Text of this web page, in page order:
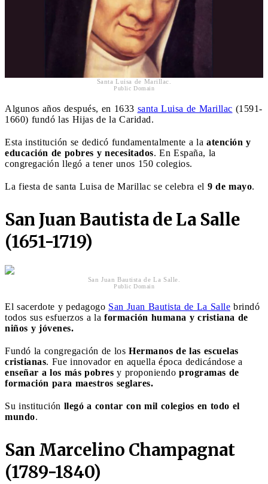
Santa Luisa de Marillac.
Public Domain
Algunos años después, en 1633 santa Luisa de Marillac (1591-
1660) fundó las Hijas de la Caridad.
Esta institución se dedicó fundamentalmente a la atención y
educación de pobres y necesitados. En España, la
congregación llegó a tener unos 150 colegios.
La fiesta de santa Luisa de Marillac se celebra el 9 de mayo.
San Juan Bautista de La Salle
(1651-1719)
San Juan Bautista de La Salle.
Public Domain
El sacerdote y pedagogo San Juan Bautista de La Salle brindó
todos sus esfuerzos a la formación humana y cristiana de
niños y jóvenes.
Fundó la congregación de los Hermanos de las escuelas
cristianas. Fue innovador en aquella época dedicándose a
enseñar a los más pobres y proponiendo programas de
formación para maestros seglares.
Su institución llegó a contar con mil colegios en todo el
mundo.
San Marcelino Champagnat
(1789-1840)